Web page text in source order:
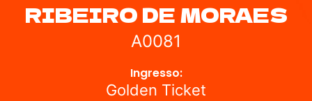
RIBEIRO DE MORAES
A0081
Ingresso:
Golden Ticket